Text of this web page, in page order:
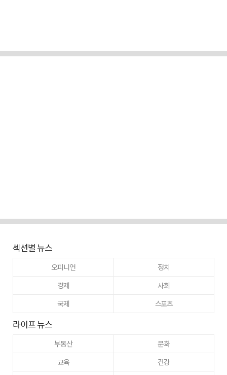
섹션별 뉴스
오피니언
정치
경제
사회
국제
스포츠
라이프 뉴스
부동산
문화
교육
건강